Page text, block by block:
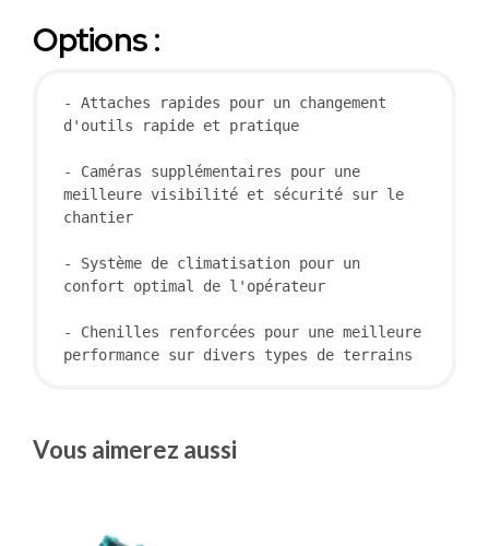
Options :
- Attaches rapides pour un changement
d'outils rapide et pratique
- Caméras supplémentaires pour une
meilleure visibilité et sécurité sur le
chantier
- Système de climatisation pour un
confort optimal de l'opérateur
- Chenilles renforcées pour une meilleure
performance sur divers types de terrains
Vous aimerez aussi